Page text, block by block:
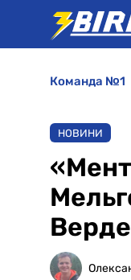
команда №1
НОВИНИ